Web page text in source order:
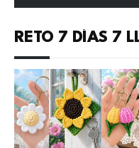
RETO 7 DÍAS 7